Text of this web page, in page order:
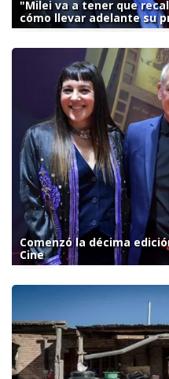
"Milei va a tener que
cómo llevar adelante su
Comenzó la décima
Cine